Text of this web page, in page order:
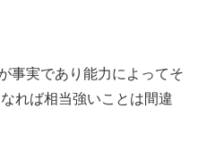
事実であり能力によってそ
れば相当強いことは間違